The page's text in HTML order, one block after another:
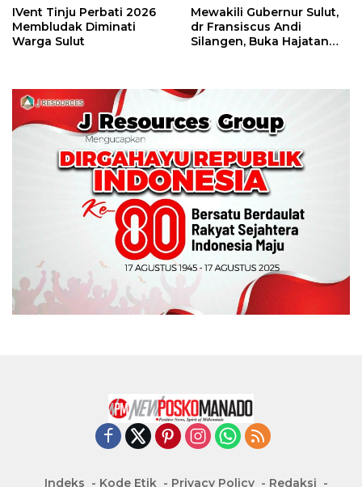
IVent Tinju Perbati 2026
Membludak Diminati
Warga Sulut
Mewakili Gubernur Sulut,
dr Fransiscus Andi
Silangen, Buka Hajatan
Indeks Kode Etik Privacy Policy Redaksi